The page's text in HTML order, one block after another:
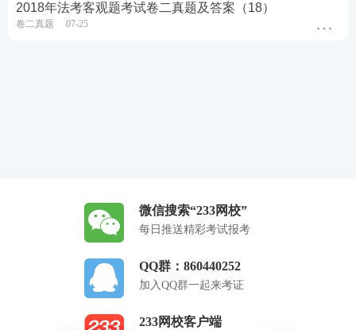
2018年法考客观题考试卷二真题及答案（18）
卷二真题 07-25
微信搜索“233网校”
每日推送精彩考试报考
QQ群：860440252
加入QQ群一起来考证
233网校客户端